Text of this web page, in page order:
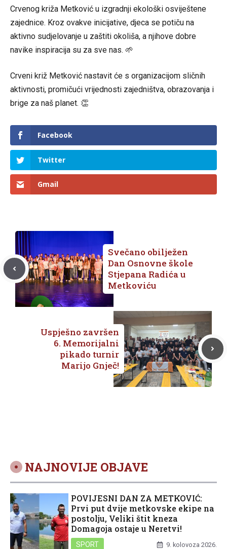
Crvenog križa Metković u izgradnji ekološki osviještene
zajednice. Kroz ovakve inicijative, djeca se potiču na
aktivno sudjelovanje u zaštiti okoliša, a njihove dobre
navike inspiracija su za sve nas. 🌱
Crveni križ Metković nastavit će s organizacijom sličnih
aktivnosti, promičući vrijednosti zajedništva, obrazovanja i
brige za naš planet. 👏
Facebook
Twitter
Gmail
Svečano obilježen
Dan Osnovne škole
Stjepana Radića u
Metkoviću
Uspješno završen
6. Memorijalni
pikado turnir
Marijo Gnječ!
NAJNOVIJE OBJAVE
POVIJESNI DAN ZA METKOVIĆ:
Prvi put dvije metkovske ekipe na
postolju, Veliki štit kneza
Domagoja ostaje u Neretvi!
SPORT 9. kolovoza 2026.